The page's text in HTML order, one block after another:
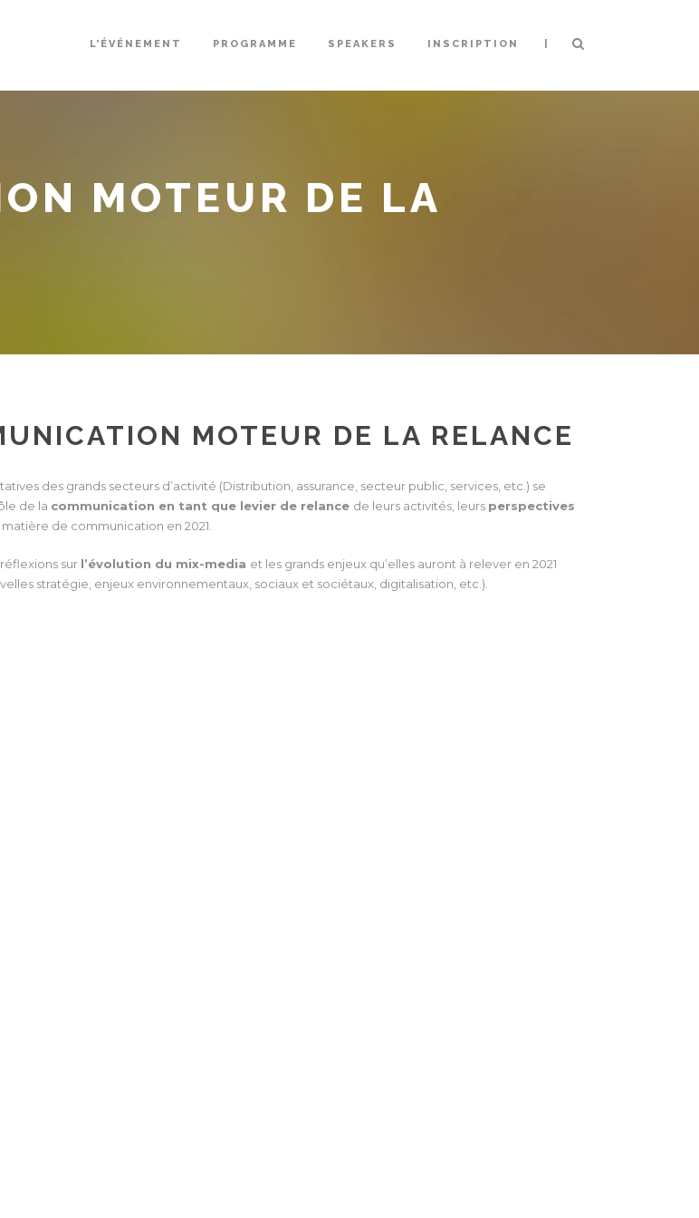
L’ÉVÉNEMENT PROGRAMME SPEAKERS INSCRIPTION |
MOTEUR DE LA
MOTEUR DE LA RELANCE
des grands secteurs d’activité (Distribution, assurance, secteur public, services, etc.) se
de la communication en tant que levier de relance de leurs activités, leurs perspectives
matière de communication en 2021.
sur l’évolution du mix-media et les grands enjeux qu’elles auront à relever en 2021
stratégie, enjeux environnementaux, sociaux et sociétaux, digitalisation, etc.).